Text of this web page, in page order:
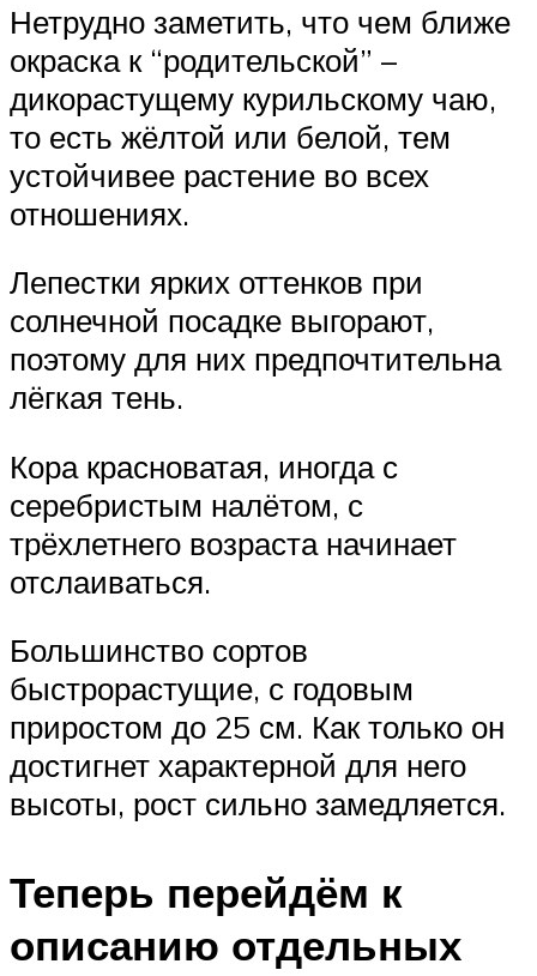
Нетрудно заметить, что чем ближе
окраска к “родительской” –
дикорастущему курильскому чаю,
то есть жёлтой или белой, тем
устойчивее растение во всех
отношениях.
Лепестки ярких оттенков при
солнечной посадке выгорают,
поэтому для них предпочтительна
лёгкая тень.
Кора красноватая, иногда с
серебристым налётом, с
трёхлетнего возраста начинает
отслаиваться.
Большинство сортов
быстрорастущие, с годовым
приростом до 25 см. Как только он
достигнет характерной для него
высоты, рост сильно замедляется.
Теперь перейдём к
описанию отдельных